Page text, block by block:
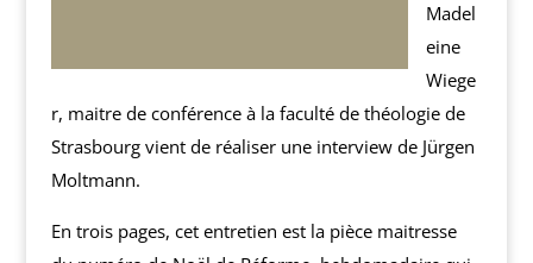
Madel
eine
Wiege
r, maitre de conférence à la faculté de théologie de
Strasbourg vient de réaliser une interview de Jürgen
Moltmann.
En trois pages, cet entretien est la pièce maitresse